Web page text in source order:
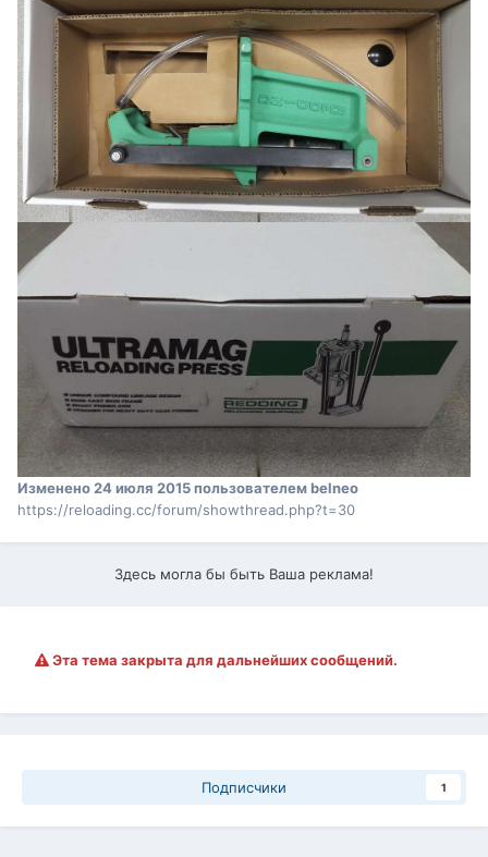
Изменено 24 июля 2015пользователем belneo
https://reloading.cc/forum/showthread.php?t=30
Здесь могла бы быть Ваша реклама!
Эта тема закрыта для дальнейших сообщений.
Подписчики 1